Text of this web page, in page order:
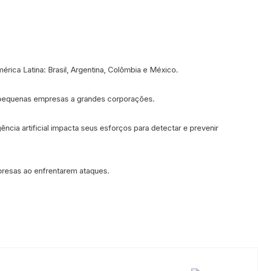
Latina: Brasil, Argentina, Colômbia e México.
empresas a grandes corporações.
artificial impacta seus esforços para detectar e prevenir
ao enfrentarem ataques.